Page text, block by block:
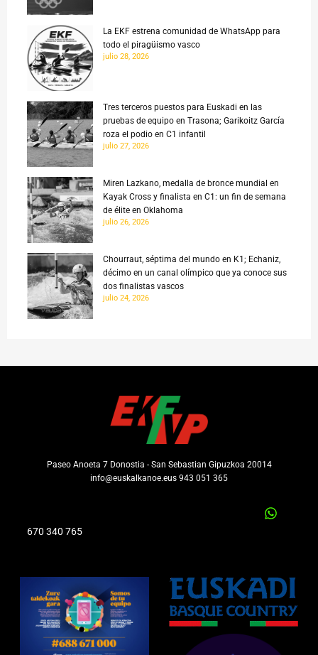
La EKF estrena comunidad de WhatsApp para
todo el piragüismo vasco
julio 28, 2026
Tres terceros puestos para Euskadi en las
pruebas de equipo en Trasona; Garikoitz García
roza el podio en C1 infantil
julio 27, 2026
Miren Lazkano, medalla de bronce mundial en
Kayak Cross y finalista en C1: un fin de semana
de élite en Oklahoma
julio 26, 2026
Chourraut, séptima del mundo en K1; Echaniz,
décimo en un canal olímpico que ya conoce sus
dos finalistas vascos
julio 24, 2026
Paseo Anoeta 7 Donostia - San Sebastian Gipuzkoa 20014
info@euskalkanoe.eus 943 051 365
670 340 765